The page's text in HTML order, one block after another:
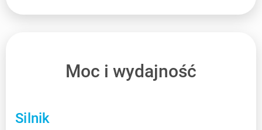
Moc i wydajność
Silnik